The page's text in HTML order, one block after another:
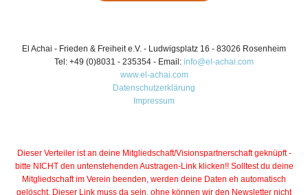
El Achai - Frieden & Freiheit e.V. - Ludwigsplatz 16 - 83026 Rosenheim
Tel: +49 (0)8031 - 235354 - Email: info@el-achai.com
www.el-achai.com
Datenschutzerklärung
Impressum
Dieser Verteiler ist an deine Mitgliedschaft/Visionspartnerschaft geknüpft -
bitte NICHT den untenstehenden Austragen-Link klicken!! Solltest du deine
Mitgliedschaft im Verein beenden, werden deine Daten eh automatisch
gelöscht. Dieser Link muss da sein, ohne können wir den Newsletter nicht